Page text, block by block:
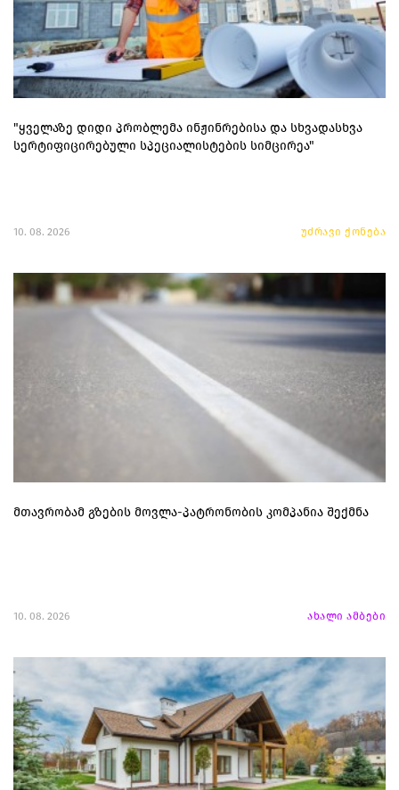
"ყველაზე დიდი პრობლემა ინჟინრებისა და სხვადასხვა
სერტიფიცირებული სპეციალისტების სიმცირეა"
10. 08. 2026 უძრავი ქონება
მთავრობამ გზების მოვლა-პატრონობის კომპანია შექმნა
10. 08. 2026 ახალი ამბები